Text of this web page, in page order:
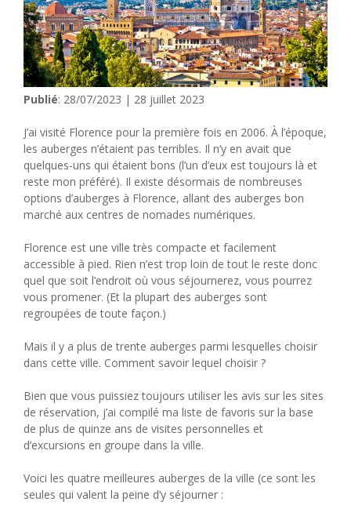
Publié: 28/07/2023 | 28 juillet 2023
J’ai visité Florence pour la première fois en 2006. À l’époque,
les auberges n’étaient pas terribles. Il n’y en avait que
quelques-uns qui étaient bons (l’un d’eux est toujours là et
reste mon préféré). Il existe désormais de nombreuses
options d’auberges à Florence, allant des auberges bon
marché aux centres de nomades numériques.
Florence est une ville très compacte et facilement
accessible à pied. Rien n’est trop loin de tout le reste donc
quel que soit l’endroit où vous séjournerez, vous pourrez
vous promener. (Et la plupart des auberges sont
regroupées de toute façon.)
Mais il y a plus de trente auberges parmi lesquelles choisir
dans cette ville. Comment savoir lequel choisir ?
Bien que vous puissiez toujours utiliser les avis sur les sites
de réservation, j’ai compilé ma liste de favoris sur la base
de plus de quinze ans de visites personnelles et
d’excursions en groupe dans la ville.
Voici les quatre meilleures auberges de la ville (ce sont les
seules qui valent la peine d’y séjourner :